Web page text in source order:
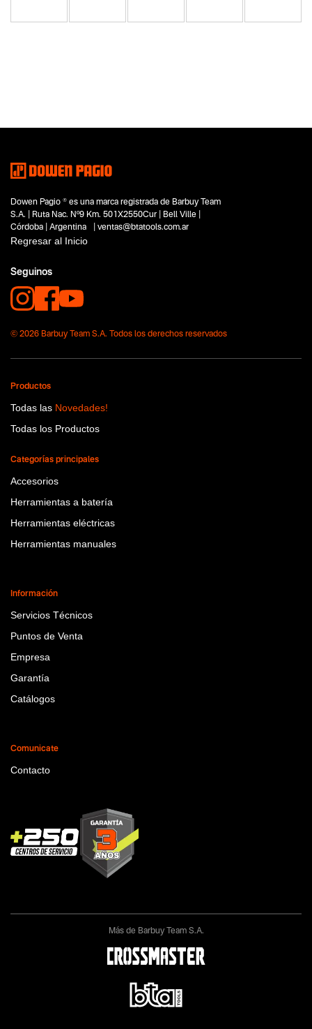
Segmentos - pendiente
Capacidad
No items found.
Funcion o uso
No items found.
Tecnologia
No items found.
Dowen Pagio ® es una marca registrada de Barbuy Team
S.A. | Ruta Nac. Nº9 Km. 501X2550Cur | Bell Ville |
Córdoba | Argentina | ventas@btatools.com.ar
Regresar al Inicio
Seguinos
© 2026 Barbuy Team S.A. Todos los derechos reservados
Productos
Todas las Novedades!
Todas los Productos
Categorías principales
Accesorios
Herramientas a batería
Herramientas eléctricas
Herramientas manuales
Información
Servicios Técnicos
Puntos de Venta
Empresa
Garantía
Catálogos
Comunicate
Contacto
Más de Barbuy Team S.A.